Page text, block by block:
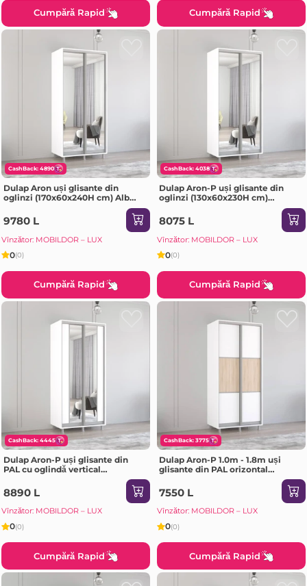
Cumpără Rapid Cumpără Rapid
CashBack: 4890
Dulap Aron uși glisante din
oglinzi (170x60x240H cm) Alb
9780 L
Vînzător: MOBILDOR – LUX
0(0)
Cumpără Rapid
CashBack: 4038
Dulap Aron-P uși glisante din
oglinzi (130x60x230H cm)
8075 L
Vînzător: MOBILDOR – LUX
0(0)
Cumpără Rapid
CashBack: 4445
Dulap Aron-P uși glisante din
PAL cu oglindă vertical
8890 L
Vînzător: MOBILDOR – LUX
0(0)
Cumpără Rapid
CashBack: 3775
Dulap Aron-P 1.0m - 1.8m uși
glisante din PAL orizontal
7550 L
Vînzător: MOBILDOR – LUX
0(0)
Cumpără Rapid